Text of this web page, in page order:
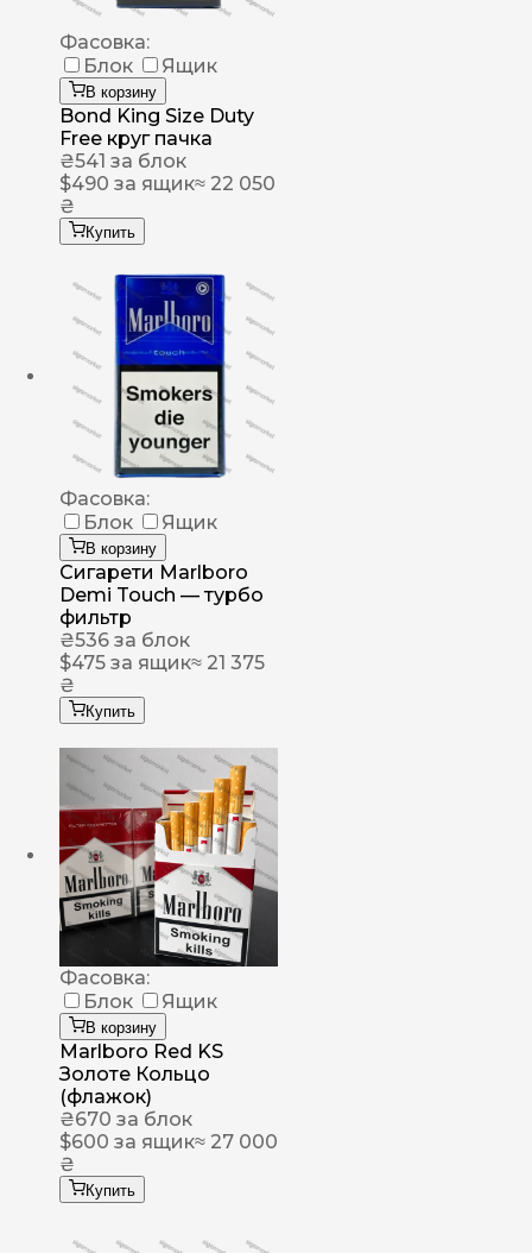
Фасовка:
Блок
Ящик
В корзину
Bond King Size Duty
Free круг пачка
₴541 за блок
$490 за ящик≈ 22 050
₴
Купить
Фасовка:
Блок
Ящик
В корзину
Сигарети Marlboro
Demi Touch — турбо
фильтр
₴536 за блок
$475 за ящик≈ 21 375
₴
Купить
Фасовка:
Блок
Ящик
В корзину
Marlboro Red KS
Золоте Кольцо
(флажок)
₴670 за блок
$600 за ящик≈ 27 000
₴
Купить